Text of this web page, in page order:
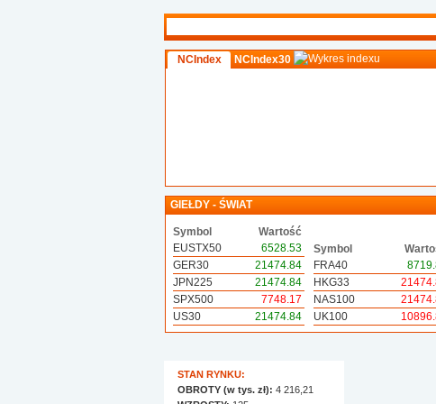
NCIndex NCIndex30
GIEŁDY - ŚWIAT
Symbol
Wartość
EUSTX50
6528.53
GER30
21474.84
JPN225
21474.84
SPX500
7748.17
US30
21474.84
Symbol
FRA40
HKG33
NAS100
UK100
STAN RYNKU:
OBROTY (w tys. zł): 4 216,21